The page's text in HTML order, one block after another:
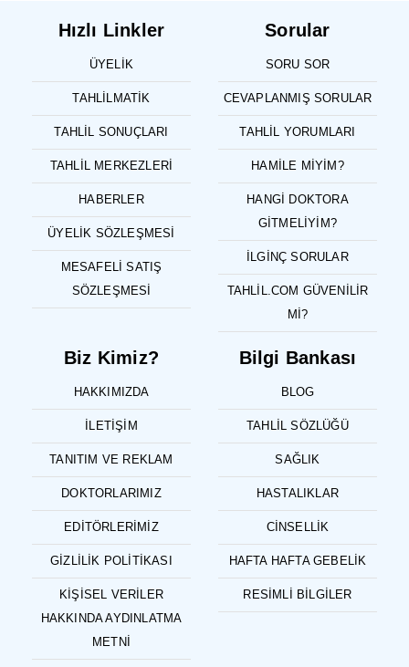
Hızlı Linkler
ÜYELIK
TAHLILMATIK
TAHLIL SONUÇLARI
TAHLIL MERKEZLERI
HABERLER
ÜYELIK SÖZLEŞMESI
MESAFELI SATIŞ
SÖZLEŞMESI
Sorular
SORU SOR
CEVAPLANMIŞ SORULAR
TAHLIL YORUMLARI
HAMILE MIYIM?
HANGI DOKTORA
GITMELIYIM?
İLGINÇ SORULAR
TAHLIL.COM GÜVENILIR
MI?
Biz Kimiz?
HAKKIMIZDA
İLETIŞIM
TANITIM VE REKLAM
DOKTORLARIMIZ
EDITÖRLERIMIZ
GIZLILIK POLITIKASI
KIŞISEL VERILER
HAKKINDA AYDINLATMA
METNI
Bilgi Bankası
BLOG
TAHLIL SÖZLÜĞÜ
SAĞLIK
HASTALIKLAR
CINSELLIK
HAFTA HAFTA GEBELIK
RESIMLI BILGILER